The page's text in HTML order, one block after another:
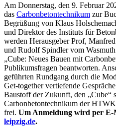
Am Donnerstag, den 9. Februar
das Carbonbetontechnikum zur
Begrüßung von Klaus
und Direktor des Instituts für
werden Herausgeber Prof,
und Rudolf Spindler vom
„Cube: Neues Bauen mit
Publikumsfragen beantworten.
geführten Rundgang durch die
Get-together vertiefende
Baustoff der Zukunft, den „Cube“
Carbonbetontechnikum der
frei. Um Anmeldung wird per E-
leipzig.de.